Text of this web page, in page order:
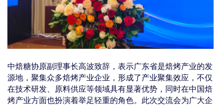
中焙糖协原副理事长高波致辞，表示广东省是焙烤产业的发
源地，聚集众多焙烤产业企业，形成了产业聚集效应，不仅
在技术研发、原料供应等领域具有显著优势，同时在中国焙
烤产业方面也扮演着举足轻重的角色。此次交流会为广大企